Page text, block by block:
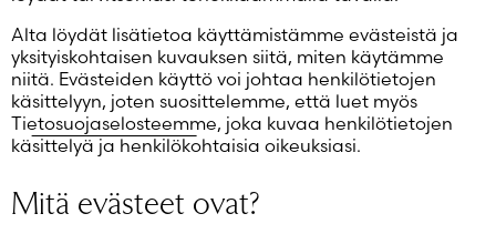
Luo uusi tili
Alta löydät lisätietoa käyttämistämme evästeistä ja
yksityiskohtaisen kuvauksen siitä, miten käytämme
niitä. Evästeiden käyttö voi johtaa henkilötietojen
käsittelyyn, joten suosittelemme, että luet myös
Tietosuojaselosteemme, joka kuvaa henkilötietojen
käsittelyä ja henkilökohtaisia oikeuksiasi.
Mitä evästeet ovat?